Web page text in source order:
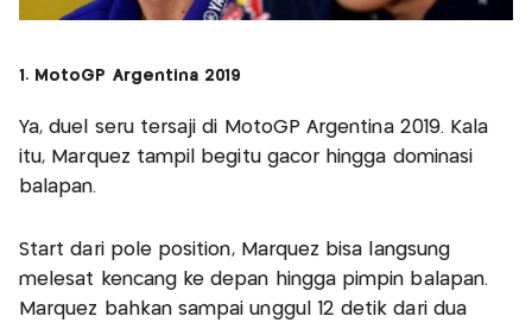
1. MotoGP Argentina 2019
Ya, duel seru tersaji di MotoGP Argentina 2019. Kala
itu, Marquez tampil begitu gacor hingga dominasi
balapan.
Start dari pole position, Marquez bisa langsung
melesat kencang ke depan hingga pimpin balapan.
Marquez bahkan sampai unggul 12 detik dari dua